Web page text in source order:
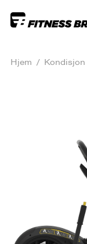
Hjem / Kondisjon